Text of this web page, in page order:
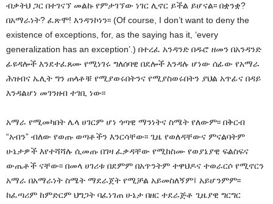
ብቃትህ ጋር በተገናኘ መልኩ የምታገኘው ነገር ሊኖር ይችል ይሆናል፡፡ በቋንቋ?
በአማራነት? ፈጽሞ! እንዳንኮነን፡፡ (Of course, I don’t want to deny the
existence of exceptions, for, as the saying has it, ‘every
generalization has an exception’.) በተረፈ አንዳንድ በዱሮ ዘመን በአንዳንድ
ፊዩዳሎች እንደተፈጸሙ የሚነገሩ ግለሰባዊ በደሎች እንዳሉ ሆነው ሰፊው የአማራ
ሕዝብና ኤሊት ግን ጠላቶቹ የሚያወሩበትንና የሚያስወሩበትን ያህል አጥፊና በዳይ
እንዳልሆነ መገንዘብ ተገቢ ነው፡፡
አማራ የሚመካበት ሌላ ሀገርም ሆነ ጎጣዊ ማንነትና ስሜት የለውም፡፡ በቅርብ
“አብን” ብለው የወጡ ወጣቶችን እንርሳቸው፡፡ ጊዜ የወለዳቸውና ምናልባትም
ሁኔታዎች እየተሻሻሉ ሲመጡ በገዛ ፈቃዳቸው የሚከስሙ የወያኔያዊ ፍልስፍና
ውጤቶች ናቸው፡፡ በመላ ሀገሪቱ በደምም በአጥንትም ተዋህዶና ተወራርሶ የሚኖርን
አማራ በአማራነት ስሜት ማደራጀት የሚቻል አይመስለኝም፤ አይሆንምም፡፡
ከፈጣሪም ከምድርም ህግጋት ባፈነገጠ ሁኔታ በዘር ተደራጅቶ ጊዜያዊ ግርግር